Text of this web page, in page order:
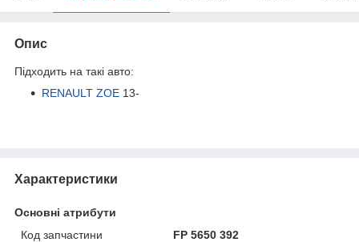
Опис
Підходить на такі авто:
RENAULT ZOE 13-
Характеристики
Основні атрибути
Код запчастини
FP 5650 392